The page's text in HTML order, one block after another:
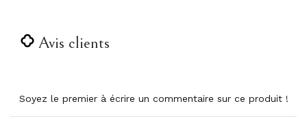
Avis clients
Soyez le premier à écrire un commentaire sur ce produit !